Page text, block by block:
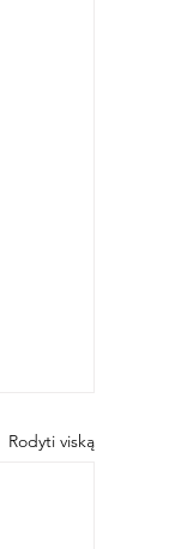
Rodyti viską